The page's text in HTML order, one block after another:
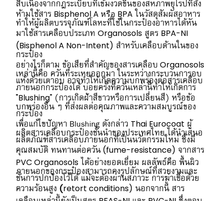
สืบเนื่องจากกฎระเบียบที่เข้มงวดขึ้นของสหภาพยุโรปที่สั่ง
ห้ามใช้สาร Bisphenol A หรือ BPA
ในวัสดุสัมผัสอาหาร
ทำให้ผู้ผลิตบรรจุภัณฑ์โลหะที่ใช้ในกระป๋องอาหารได้หัน
มาใช้สารเคลือบประเภท Organosols สูตร BPA-NI
(Bisphenol A Non-Intent) สำหรับเคลือบด้านในของ
กระป๋อง
อย่างไรก็ตาม ข้อเสียที่สำคัญของสารเคลือบ Organosols
เหล่านี้คือ ควันที่ระเหยออกมา ในระหว่างกระบวนการอบ
แห้งด้วยเตาอบ อาจทำให้เกิดความบกพร่องต่อสารเคลือบ
ภายนอกกระป๋องได้ บ่อยครั้งที่ควันเหล่านี้ทำให้เกิดการ
"Blushing" (การเกิดฝ้าสีขาวหรือการเปลี่ยนสี) หรือข้อ
บกพร่องอื่น ๆ ที่ส่งผลต่อคุณภาพและความสมบูรณ์ของ
กระป๋อง
เพื่อแก้ไขปัญหา Blushing ดังกล่าว Thai Eurocoat ผู้
ผลิตสารเคลือบกระป๋องชั้นนำของประเทศไทย ได้นำเสนอ
ผลิตภัณฑ์สารเคลือบภายนอกที่เป็นนวัตกรรมใหม่ ซึ่งมี
คุณสมบัติ ทนทานต่อควัน (fume-resistance) จากสาร
PVC Organosols ได้อย่างยอดเยี่ยม ผลลัพธ์คือ พื้นผิว
ภายนอกของกระป๋องสามารถคงรูปลักษณ์ที่สวยงามและ
ชั้นการปกป้องไว้ได้ แม้จะต้องผ่านสภาวะ การฆ่าเชื้อด้วย
ความร้อนสูง ( retort conditions) นอกจากนี้ สาร